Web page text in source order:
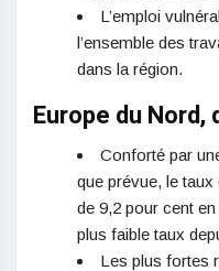
L’emploi
l’ensemble des
dans la région.
Europe du Nord,
Conforté par
que prévue, le
de 9,2 pour cent
plus faible taux
Les plus fortes